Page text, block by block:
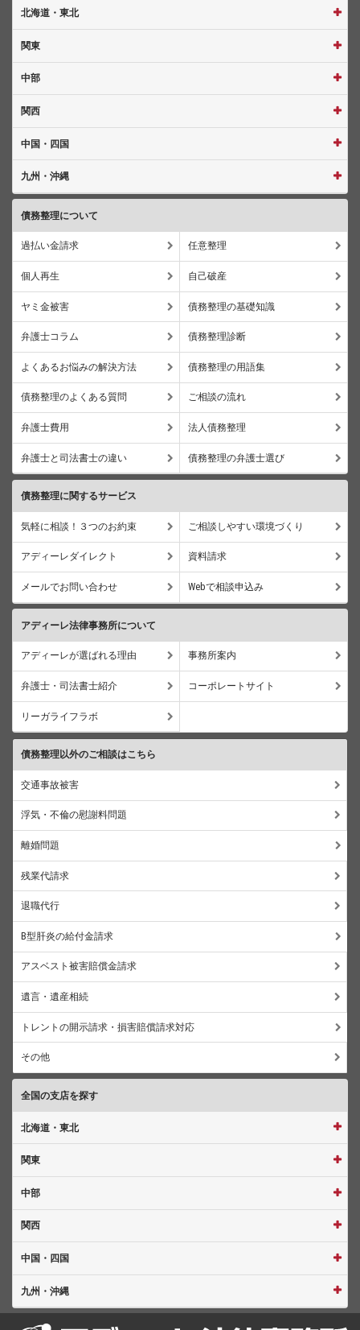
北海道・東北
関東
中部
関西
中国・四国
九州・沖縄
債務整理について
過払い金請求 任意整理
個人再生 自己破産
ヤミ金被害 債務整理の基礎知識
弁護士コラム 債務整理診断
よくあるお悩みの解決方法 債務整理の用語集
債務整理のよくある質問 ご相談の流れ
弁護士費用 法人債務整理
弁護士と司法書士の違い 債務整理の弁護士選び
債務整理に関するサービス
気軽に相談！３つのお約束 ご相談しやすい環境づくり
アディーレダイレクト 資料請求
メールでお問い合わせ Webで相談申込み
アディーレ法律事務所について
アディーレが選ばれる理由 事務所案内
弁護士・司法書士紹介 コーポレートサイト
リーガライフラボ
債務整理以外のご相談はこちら
交通事故被害
浮気・不倫の慰謝料問題
離婚問題
残業代請求
退職代行
B型肝炎の給付金請求
アスベスト被害賠償金請求
遺言・遺産相続
トレントの開示請求・損害賠償請求対応
その他
全国の支店を探す
北海道・東北
関東
中部
関西
中国・四国
九州・沖縄